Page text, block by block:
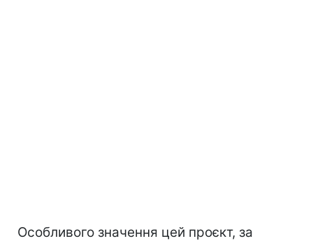
Особливого значення цей проєкт, за